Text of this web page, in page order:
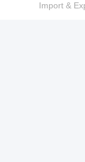
Import &